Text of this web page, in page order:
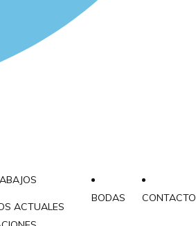
ACTUALES
BODAS CONTACTO